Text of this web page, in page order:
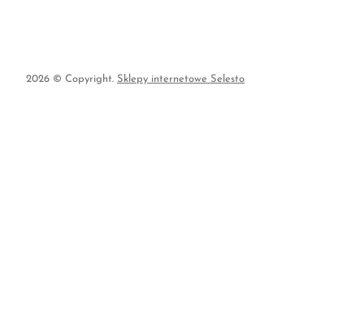
2026 © Copyright. Sklepy internetowe Selesto